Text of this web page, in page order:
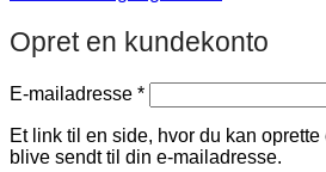
Opret en kundekonto
E-mailadresse *Påkrævet
Et link til en side, hvor du kan
blive sendt til din e-mailadresse.